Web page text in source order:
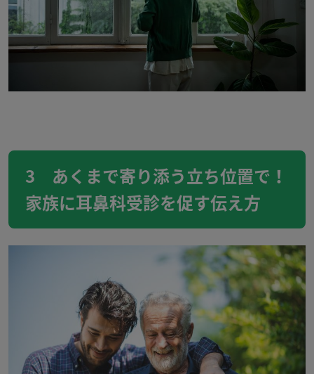
3 あくまで寄り添う立ち位置で！
家族に耳鼻科受診を促す伝え方